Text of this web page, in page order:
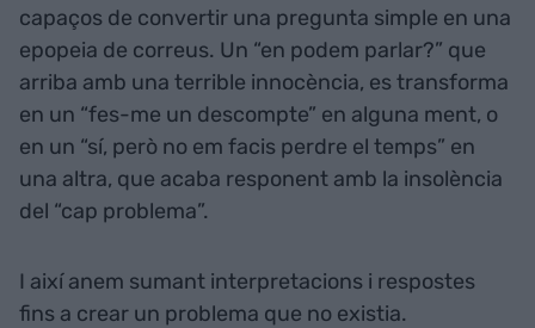
capaços de convertir una pregunta simple en una
epopeia de correus. Un “en podem parlar?” que
arriba amb una terrible innocència, es transforma
en un “fes-me un descompte” en alguna ment, o
en un “sí, però no em facis perdre el temps” en
una altra, que acaba responent amb la insolència
del “cap problema”.
I així anem sumant interpretacions i respostes
fins a crear un problema que no existia.